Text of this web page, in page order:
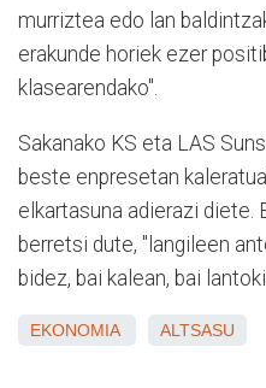
murriztea edo lan
erakunde horiek ezer
klasearendako".
Sakanako KS eta LAS
beste enpresetan
elkartasuna adierazi diete.
berretsi dute, "langileen
bidez, bai kalean, bai
EKONOMIA ALTSASU